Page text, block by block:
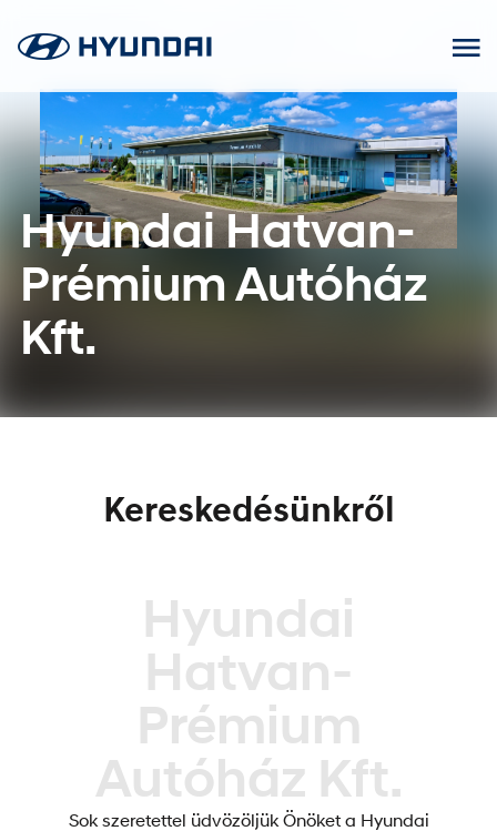
tartalomhoz
Hyundai Hatvan-
Prémium Autóház
Kft.
Kereskedésünkről
Hyundai
Hatvan-
Prémium
Autóház Kft.
Sok szeretettel üdvözöljük Önöket a Hyundai